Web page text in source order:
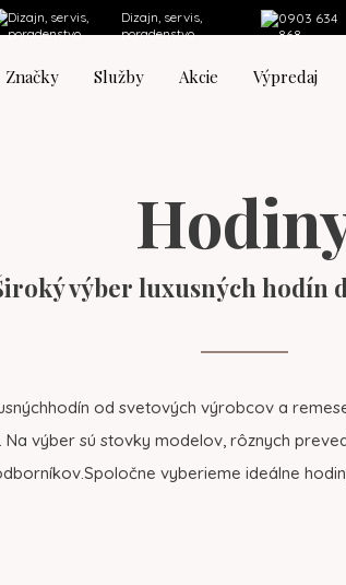
Dizajn, servis,
poradenstvo
Značky Služby Akcie Výpredaj
výber luxusných hodín
od svetových výrobcov a
Na výber sú stovky modelov, rôznych
vyberieme ideálne